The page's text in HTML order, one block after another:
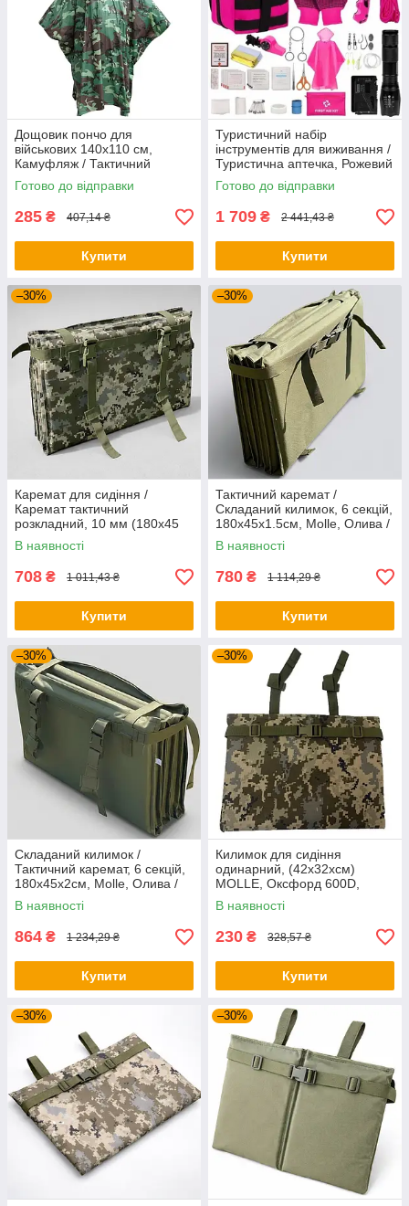
Дощовик пончо для
військових 140х110 см,
Камуфляж / Тактичний
дощовик / Плащ накидка від
дощу для ЗСУ
Готово до відправки
285 ₴ 407,14 ₴
Купити
Туристичний набір
інструментів для виживання /
Туристична аптечка, Рожевий
/ Набір для виживання 65
предметів + сумка Molle
Готово до відправки
1 709 ₴ 2 441,43 ₴
Купити
–30%
Каремат для сидіння /
Каремат тактичний
розкладний, 10 мм (180х45
см) Піксель / Розкладний
каремат на 6 секцій
В наявності
708 ₴ 1 011,43 ₴
Купити
–30%
Тактичний каремат /
Складаний килимок, 6 секцій,
180х45х1.5см, Molle, Олива /
Розкладний каремат
В наявності
780 ₴ 1 114,29 ₴
Купити
–30%
Складаний килимок /
Тактичний каремат, 6 секцій,
180х45х2см, Molle, Олива /
Розкладний каремат
В наявності
864 ₴ 1 234,29 ₴
Купити
–30%
Килимок для сидіння
одинарний, (42x32xсм)
MOLLE, Оксфорд 600D,
Піксель / Тактичний каремат
для сидіння 15мм
В наявності
230 ₴ 328,57 ₴
Купити
–30% –30%